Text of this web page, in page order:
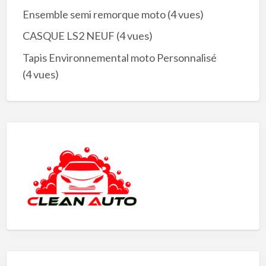
Ensemble semi remorque moto(4 vues)
CASQUE LS2 NEUF (4 vues)
Tapis Environnemental moto Personnalisé
(4 vues)